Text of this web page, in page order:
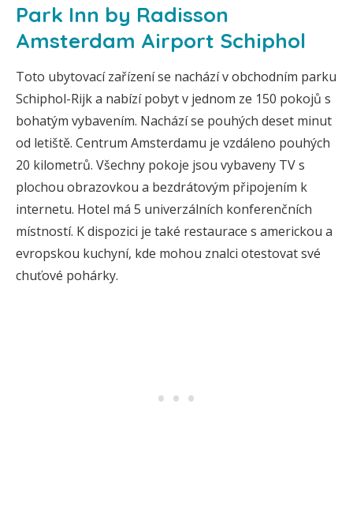
Park Inn by Radisson
Amsterdam Airport Schiphol
Toto ubytovací zařízení se nachází v obchodním parku
Schiphol-Rijk a nabízí pobyt v jednom ze 150 pokojů s
bohatým vybavením. Nachází se pouhých deset minut
od letiště. Centrum Amsterdamu je vzdáleno pouhých
20 kilometrů. Všechny pokoje jsou vybaveny TV s
plochou obrazovkou a bezdrátovým připojením k
internetu. Hotel má 5 univerzálních konferenčních
místností. K dispozici je také restaurace s americkou a
evropskou kuchyní, kde mohou znalci otestovat své
chuťové pohárky.